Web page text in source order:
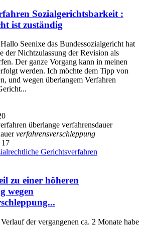
Sozialgerichtsbarkeit :
ist zuständig
Seenixe das Bundessozialgericht hat
der Nichtzulassung der Revision als
Der ganze Vorgang kann in meinen
werden. Ich möchte dem Tipp von
und wegen überlangem Verfahren
überlange verfahrensdauer
verfahrensverschleppung
Gerichtsverfahren
zu einer höheren
wegen
der vergangenen ca. 2 Monate habe